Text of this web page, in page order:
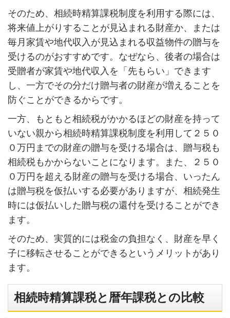
そのため、相続時精算課税制度を利用する際には、
将来値上がりすることが見込まれる財産か、または
毎月家賃や地代収入が見込まれる収益物件の贈与を
受けるのがおすすめです。なぜなら、後者の場合は
受贈者が家賃や地代収入を「先もらい」できます
し、一方でその分だけ贈与者の財産が増えることを
防ぐことができるからです。
一方、もともと相続税がかかるほどの財産を持って
いない親から相続時精算課税制度を利用して２５０
０万円までの財産の贈与を受ける場合は、贈与税も
相続税もかからないことになります。また、２５０
０万円を超える財産の贈与を受ける場合、いったん
は贈与税を仮払いする必要がありますが、相続発生
時には仮払いした贈与税の還付を受けることができ
ます。
そのため、実質的には税金の負担なく、財産を早く
子に移転させることができるというメリットがあり
ます。
相続時精算課税と暦年課税との比較